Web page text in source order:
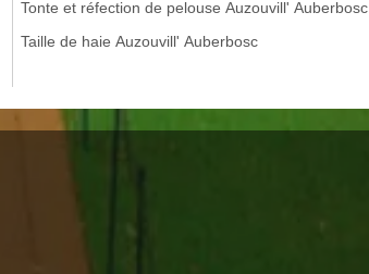
Tonte et réfection de pelouse Auzouvill' Auberbosc
Taille de haie Auzouvill' Auberbosc